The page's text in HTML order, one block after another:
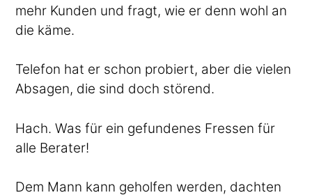
mehr Kunden und fragt, wie er denn wohl an
die käme.
Telefon hat er schon probiert, aber die vielen
Absagen, die sind doch störend.
Hach. Was für ein gefundenes Fressen für
alle Berater!
Dem Mann kann geholfen werden, dachten